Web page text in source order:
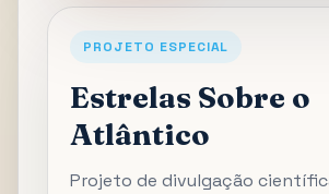
PROJETO ESPECIAL
Estrelas Sobre o
Atlântico
Projeto de divulgação